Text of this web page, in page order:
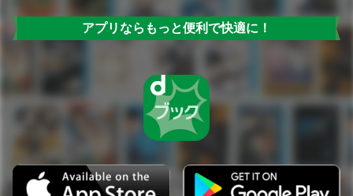
アプリならもっと便利で快適に！